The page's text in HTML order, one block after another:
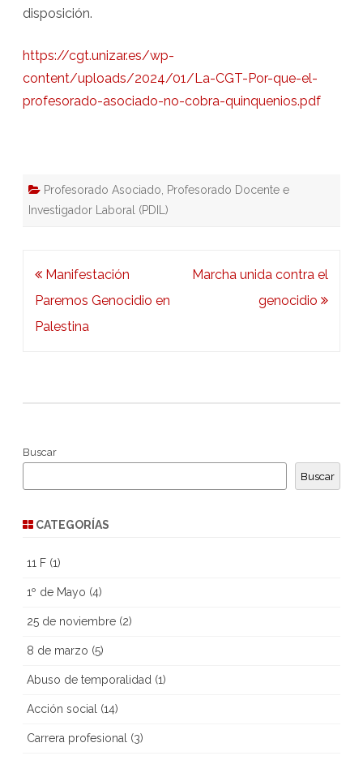
disposición.
https://cgt.unizar.es/wp-
content/uploads/2024/01/La-CGT-Por-que-el-
profesorado-asociado-no-cobra-quinquenios.pdf
Profesorado Asociado
Profesorado Docente e
Investigador Laboral (PDIL)
Navegación
de
entradas
Manifestación
Paremos Genocidio en
Palestina
Marcha unida contra el
genocidio
Buscar
Buscar
CATEGORÍAS
11 F (1)
1º de Mayo (4)
25 de noviembre (2)
8 de marzo (5)
Abuso de temporalidad (1)
Acción social (14)
Carrera profesional (3)